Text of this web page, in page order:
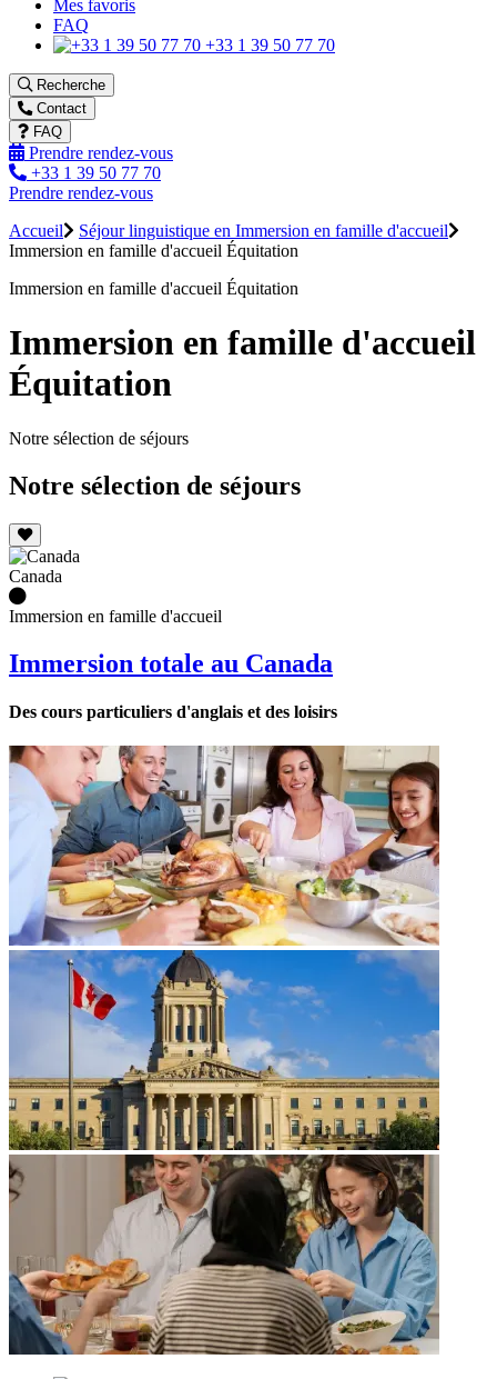
Mes favoris
FAQ
+33 1 39 50 77 70
Recherche
Contact
FAQ
Prendre rendez-vous
+33 1 39 50 77 70
Prendre rendez-vous
Accueil
Séjour linguistique en Immersion en famille d'accueil
Immersion en famille d'accueil Équitation
Immersion en famille d'accueil Équitation
Immersion en famille d'accueil
Équitation
Notre sélection de séjours
Notre sélection de séjours
Canada
Immersion en famille d'accueil
Immersion totale au Canada
Des cours particuliers d'anglais et des loisirs